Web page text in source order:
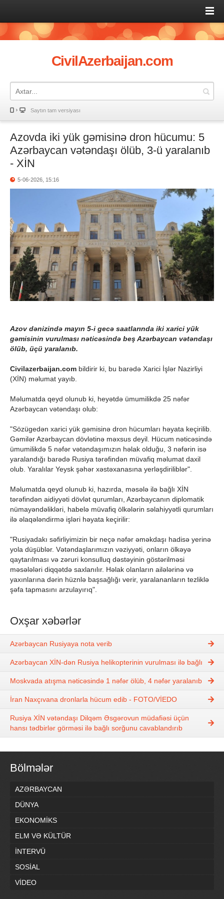
CivilAzerbaijan.com
Saytın tam versiyası
Azovda iki yük gəmisinə dron hücumu: 5
Azərbaycan vətəndaşı ölüb, 3-ü yaralanıb
- XİN
5-06-2026, 15:16
Azov dənizində mayın 5-i gecə saatlarında iki xarici yük
gəmisinin vurulması nəticəsində beş Azərbaycan vətəndaşı
ölüb, üçü yaralanıb.
Civilazerbaijan.com bildirir ki, bu barədə Xarici İşlər Nazirliyi
(XİN) məlumat yayıb.
Məlumatda qeyd olunub ki, heyətdə ümumilikdə 25 nəfər
Azərbaycan vətəndaşı olub:
"Sözügedən xarici yük gəmisinə dron hücumları həyata keçirilib.
Gəmilər Azərbaycan dövlətinə məxsus deyil. Hücum nəticəsində
ümumilikdə 5 nəfər vətəndaşımızın həlak olduğu, 3 nəfərin isə
yaralandığı barədə Rusiya tərəfindən müvafiq məlumat daxil
olub. Yaralılar Yeysk şəhər xəstəxanasına yerləşdiriliblər".
Məlumatda qeyd olunub ki, hazırda, məsələ ilə bağlı XİN
tərəfindən aidiyyəti dövlət qurumları, Azərbaycanın diplomatik
nümayəndəlikləri, habelə müvafiq ölkələrin səlahiyyətli qurumları
ilə əlaqələndirmə işləri həyata keçirilir:
"Rusiyadakı səfirliyimizin bir neçə nəfər əməkdaşı hadisə yerinə
yola düşüblər. Vətəndaşlarımızın vəziyyəti, onların ölkəyə
qaytarılması və zəruri konsulluq dəstəyinin göstərilməsi
məsələləri diqqətdə saxlanılır. Həlak olanların ailələrinə və
yaxınlarına dərin hüznlə başsağlığı verir, yaralananların tezliklə
şəfa tapmasını arzulayırıq".
Oxşar xəbərlər
Azərbaycan Rusiyaya nota verib
Azərbaycan XİN-dən Rusiya helikopterinin vurulması ilə bağlı
Moskvada atışma nəticəsində 1 nəfər ölüb, 4 nəfər yaralanıb
İran Naxçıvana dronlarla hücum edib - FOTO/VİEDO
Rusiya XİN vətəndaşı Dilqəm Əsgərovun müdafiəsi üçün
hansı tədbirlər görməsi ilə bağlı sorğunu cavablandırıb
Bölmələr
AZƏRBAYCAN
DÜNYA
EKONOMİKS
ELM VƏ KÜLTÜR
İNTERVÜ
SOSİAL
VİDEO